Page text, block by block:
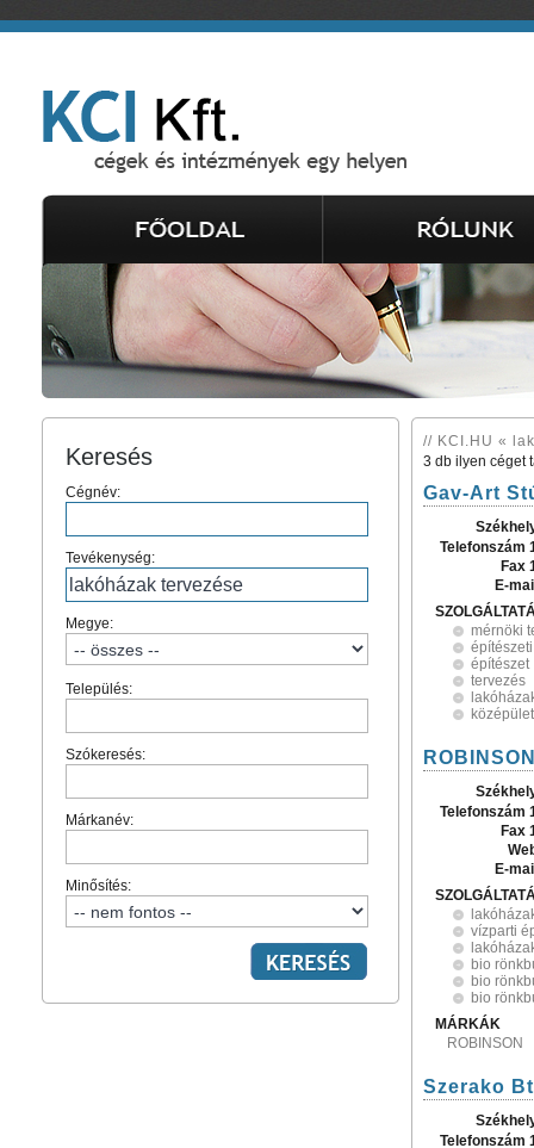
Keresés
Cégnév:
Tevékenység:
Megye:
Település:
Szókeresés:
Márkanév:
Minősítés:
// KCI.HU «
3 db ilyen céget
Gav-Art
Telefonszám
Fax
E-
mérnöki
építészet
tervezés
Telefonszám
Fax
E-
vízparti
bio
bio
bio
MÁRKÁK
ROBINSON
Szerako
Telefonszám